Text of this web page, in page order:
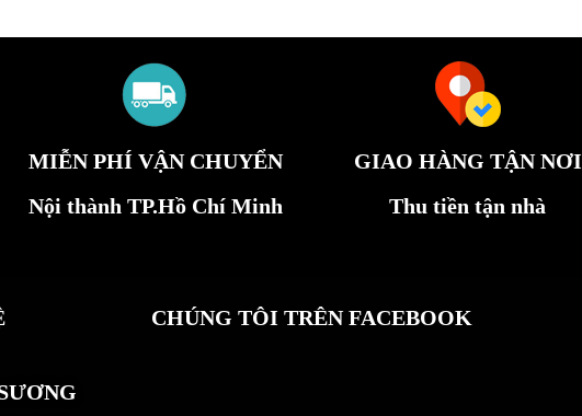
MIỄN PHÍ VẬN CHUYỂN
Nội thành TP.Hồ Chí Minh
GIAO HÀNG TẬN NƠI
Thu tiền tận nhà
CHÚNG TÔI TRÊN FACEBOOK